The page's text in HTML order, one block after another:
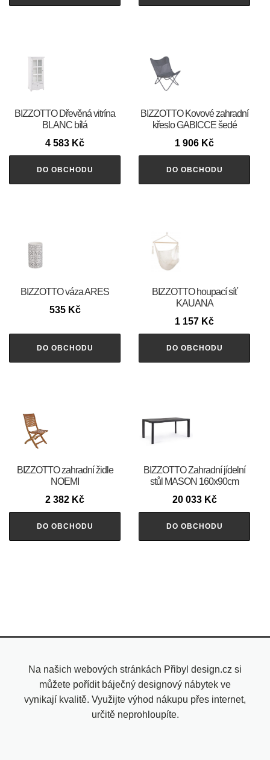
BIZZOTTO Dřevěná vitrína
BLANC bílá
4 583 Kč
DO OBCHODU
BIZZOTTO Kovové zahradní
křeslo GABICCE šedé
1 906 Kč
DO OBCHODU
BIZZOTTO váza ARES
535 Kč
DO OBCHODU
BIZZOTTO houpací síť
KAUANA
1 157 Kč
DO OBCHODU
BIZZOTTO zahradní židle
NOEMI
2 382 Kč
DO OBCHODU
BIZZOTTO Zahradní jídelní
stůl MASON 160x90cm
20 033 Kč
DO OBCHODU
Na našich webových stránkách Přibyl design.cz si
můžete pořídit báječný designový nábytek ve
vynikají kvalitě. Využijte výhod nákupu přes internet,
určitě neprohloupíte.